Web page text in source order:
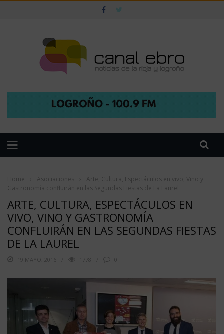
Home Asociaciones
Arte, Cultura, Espectáculos en vivo, Vino y
Gastronomía confluirán en las Segundas Fiestas de La Laurel
ARTE, CULTURA, ESPECTÁCULOS EN
VIVO, VINO Y GASTRONOMÍA
CONFLUIRÁN EN LAS SEGUNDAS FIESTAS
DE LA LAUREL
19 MAYO, 2016 1778